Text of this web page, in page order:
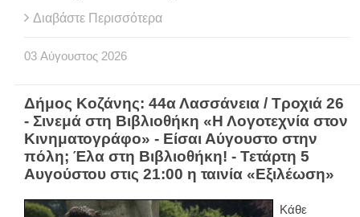
Διαβάστε Περισσότερα
03 Αύγουστος 2026
Δήμος Κοζάνης: 44α Λασσάνεια / Τροχιά 26
- Σινεμά στη Βιβλιοθήκη «Η Λογοτεχνία στον
Κινηματογράφο» - Είσαι Αύγουστο στην
πόλη; Έλα στη Βιβλιοθήκη! - Τετάρτη 5
Αυγούστου στις 21:00 η ταινία «Εξιλέωση»
Κάθε